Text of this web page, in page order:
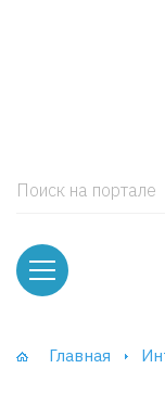
Поиск на портале
Главная
и тумбы